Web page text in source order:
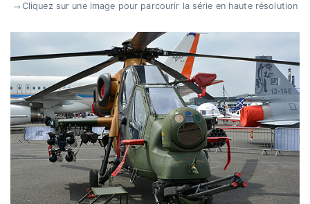
Cliquez sur une image pour parcourir la série en haute résolution